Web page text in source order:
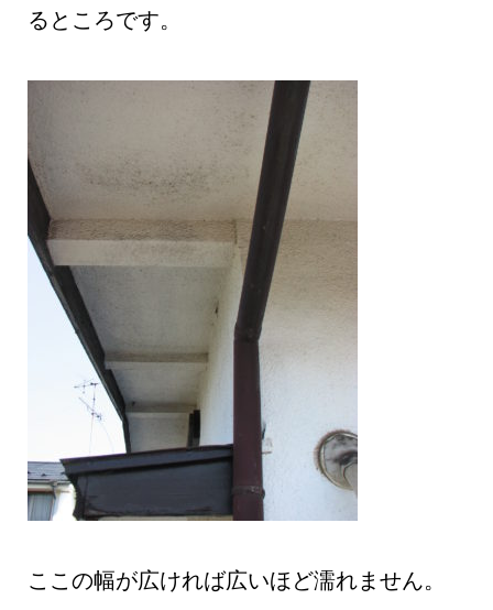
るところです。
ここの幅が広ければ広いほど濡れません。